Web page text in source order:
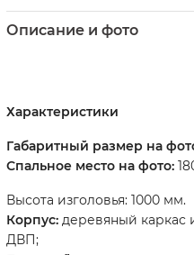
Описание и фото
Характеристики
Габаритный размер на
Спальное место на фото:
Высота изголовья: 1000 мм.
Корпус: деревяный каркас
ДВП;